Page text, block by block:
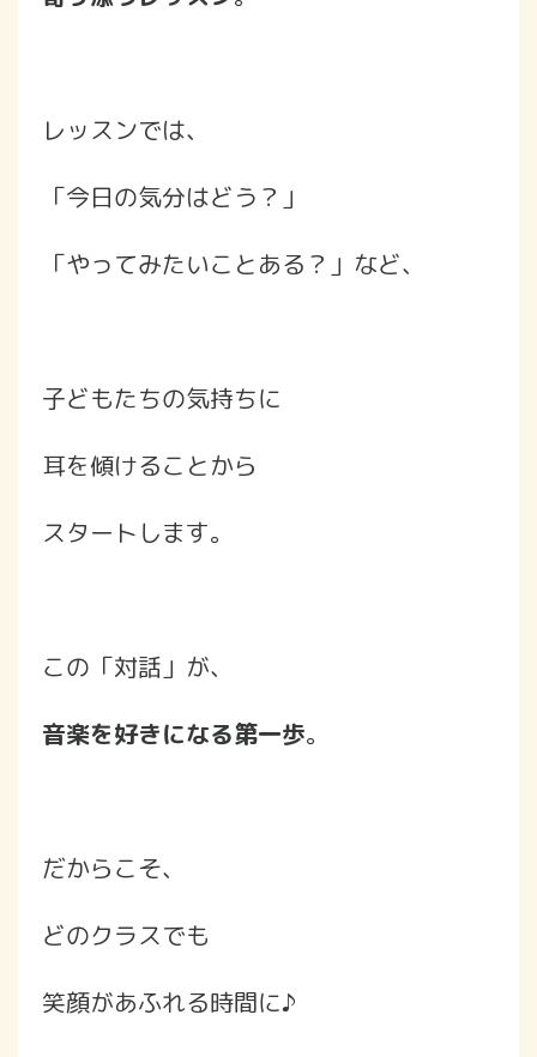
レッスンでは、
「今日の気分はどう？」
「やってみたいことある？」など、
子どもたちの気持ちに
耳を傾けることから
スタートします。
この「対話」が、
音楽を好きになる第一歩。
だからこそ、
どのクラスでも
笑顔があふれる時間に♪